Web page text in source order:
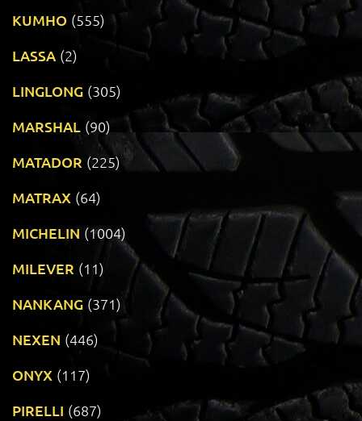
KUMHO (555)
LASSA (2)
LINGLONG (305)
MARSHAL (90)
MATADOR (225)
MATRAX (64)
MICHELIN (1004)
MILEVER (11)
NANKANG (371)
NEXEN (446)
ONYX (117)
PIRELLI (687)